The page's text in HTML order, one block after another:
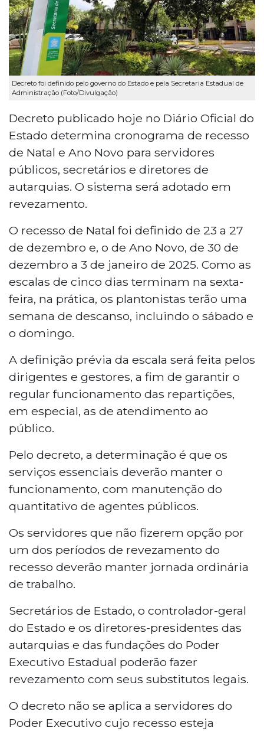
Decreto foi definido pelo governo do Estado e pela Secretaria Estadual de
Administração (Foto/Divulgação)
Decreto publicado hoje no Diário Oficial do
Estado determina cronograma de recesso
de Natal e Ano Novo para servidores
públicos, secretários e diretores de
autarquias. O sistema será adotado em
revezamento.
O recesso de Natal foi definido de 23 a 27
de dezembro e, o de Ano Novo, de 30 de
dezembro a 3 de janeiro de 2025. Como as
escalas de cinco dias terminam na sexta-
feira, na prática, os plantonistas terão uma
semana de descanso, incluindo o sábado e
o domingo.
A definição prévia da escala será feita pelos
dirigentes e gestores, a fim de garantir o
regular funcionamento das repartições,
em especial, as de atendimento ao
público.
Pelo decreto, a determinação é que os
serviços essenciais deverão manter o
funcionamento, com manutenção do
quantitativo de agentes públicos.
Os servidores que não fizerem opção por
um dos períodos de revezamento do
recesso deverão manter jornada ordinária
de trabalho.
Secretários de Estado, o controlador-geral
do Estado e os diretores-presidentes das
autarquias e das fundações do Poder
Executivo Estadual poderão fazer
revezamento com seus substitutos legais.
O decreto não se aplica a servidores do
Poder Executivo cujo recesso esteja